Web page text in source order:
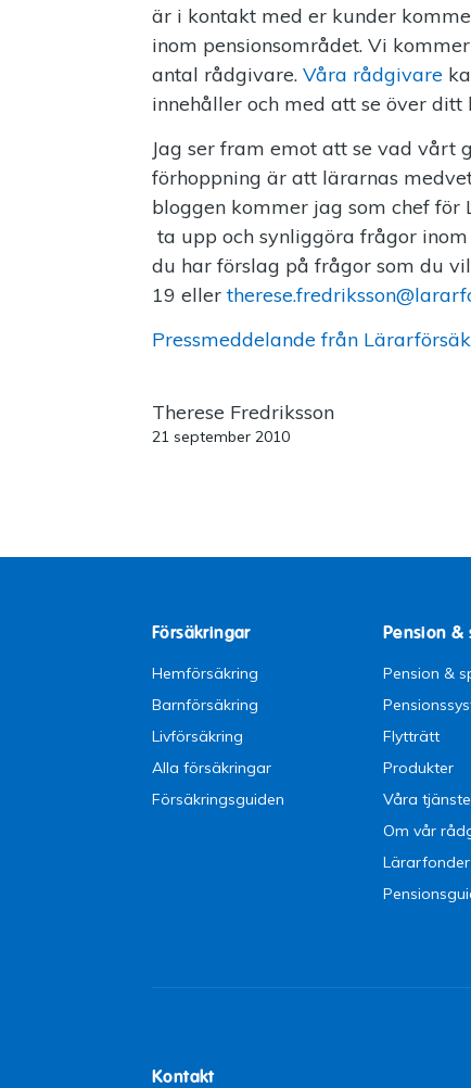
är i kontakt med er kunder
inom pensionsområdet. Vi
antal rådgivare. Våra rådgivare
innehåller och med att se över
Jag ser fram emot att se vad vårt
förhoppning är att lärarnas
bloggen kommer jag som chef
ta upp och synliggöra frågor
du har förslag på frågor som du
19 eller
Pressmeddelande från
Therese Fredriksson
21 september 2010
Försäkringar
Hemförsäkring
Barnförsäkring
Livförsäkring
Alla försäkringar
Försäkringsguiden
Pension &
Pension &
Flytträtt
Produkter
Våra
Om vår
Lärarfonder
Kontakt